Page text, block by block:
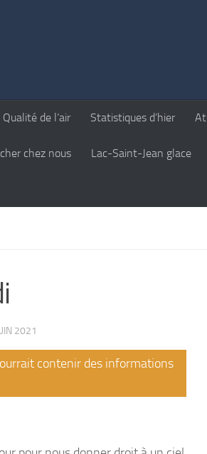
Qualité de l’air Statistiques d’hier
chez nous Lac-Saint-Jean glace
2021
contenir des informations